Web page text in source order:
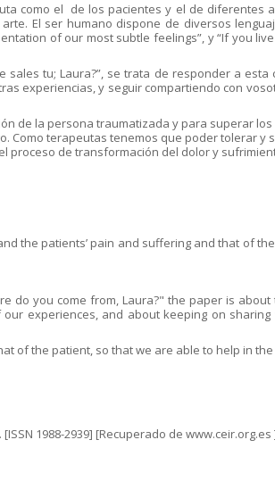
como el de los pacientes y el de diferentes
El ser humano dispone de diversos
of our most subtle feelings”, y “If you
tu; Laura?”, se trata de responder a esta
experiencias, y seguir compartiendo con
de la persona traumatizada y para superar los
Como terapeutas tenemos que poder tolerar y
proceso de transformación del dolor y
the patients’ pain and suffering and that of
do you come from, Laura?" the paper is about
experiences, and about keeping on sharing
of the patient, so that we are able to help in the
1988-2939] [Recuperado de www.ceir.org.es